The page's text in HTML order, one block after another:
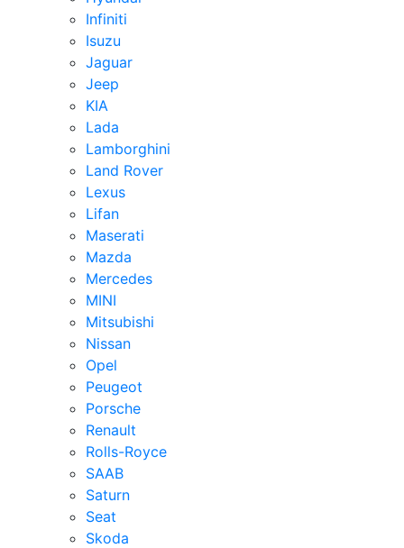
Infiniti
Isuzu
Jaguar
Jeep
KIA
Lada
Lamborghini
Land Rover
Lexus
Lifan
Maserati
Mazda
Mercedes
MINI
Mitsubishi
Nissan
Opel
Peugeot
Porsche
Renault
Rolls-Royce
SAAB
Saturn
Seat
Skoda